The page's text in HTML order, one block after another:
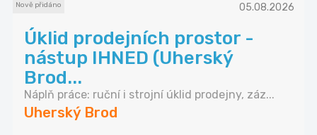
Nově přidáno 05.08.2026
Úklid prodejních prostor -
nástup IHNED (Uherský
Brod...
Náplň práce: ruční i strojní úklid prodejny, záz...
Uherský Brod